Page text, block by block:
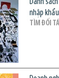
nhập
TÌM ĐỐI